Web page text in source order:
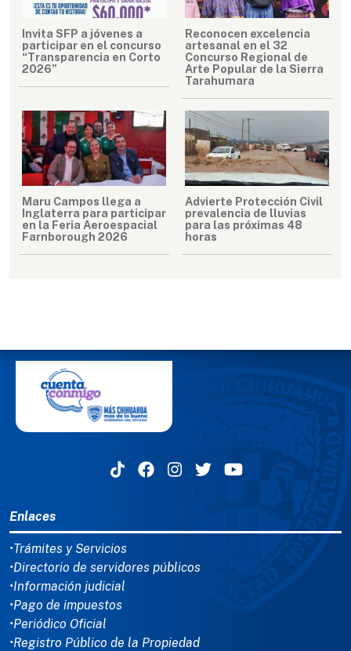
Invita SFP a jóvenes a
participar en el concurso
“Transparencia en Corto
2026”
Reconocen excelencia
artesanal en el 32
Concurso Regional de
Arte Popular de la Sierra
Tarahumara
Maru Campos llega a
Inglaterra para participar
en la Feria Aeroespacial
Farnborough 2026
Advierte Protección Civil
prevalencia de lluvias
para las próximas 48
horas
Enlaces
•Trámites y Servicios
•Directorio de servidores públicos
•Información judicial
•Pago de impuestos
•Periódico Oficial
•Registro Público de la Propiedad